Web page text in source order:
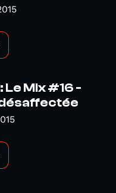
Mix #16 -